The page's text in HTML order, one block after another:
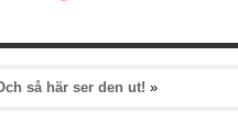
så här ser den ut! »